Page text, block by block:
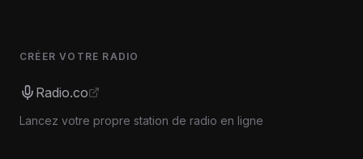
CRÉER VOTRE RADIO
Radio.co
Lancez votre propre station de radio en ligne